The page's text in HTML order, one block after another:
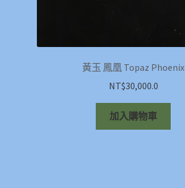
黃玉 鳳凰 Topaz Phoenix
NT$30,000.0
加入購物車